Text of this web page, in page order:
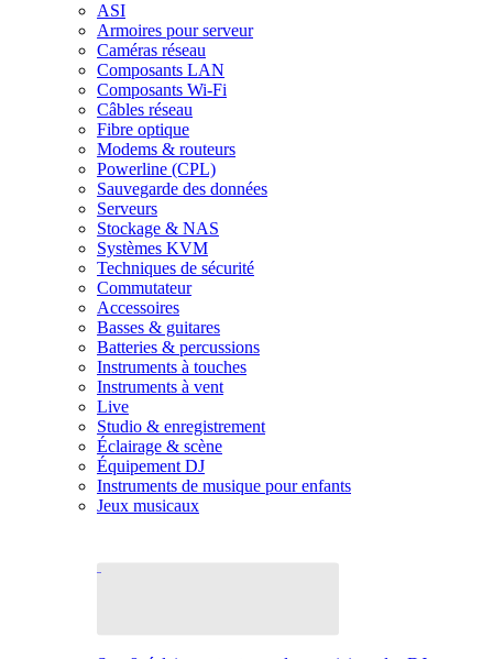
ASI
Armoires pour serveur
Caméras réseau
Composants LAN
Composants Wi-Fi
Câbles réseau
Fibre optique
Modems & routeurs
Powerline (CPL)
Sauvegarde des données
Serveurs
Stockage & NAS
Systèmes KVM
Techniques de sécurité
Commutateur
Accessoires
Basses & guitares
Batteries & percussions
Instruments à touches
Instruments à vent
Live
Studio & enregistrement
Éclairage & scène
Équipement DJ
Instruments de musique pour enfants
Jeux musicaux